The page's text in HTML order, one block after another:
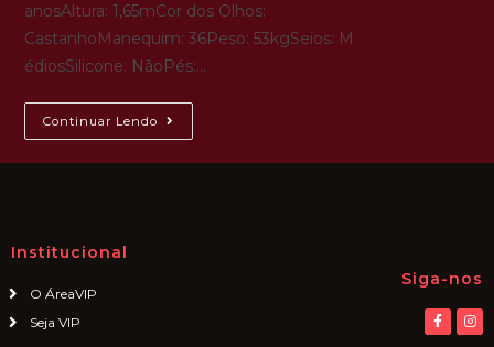
anosAltura: 1,65mCor dos Olhos:
CastanhoManequim: 36Peso: 53kgSeios: M
édiosSilicone: NãoPés:…
Continuar Lendo
Institucional
O ÁreaVIP
Seja VIP
Siga-nos